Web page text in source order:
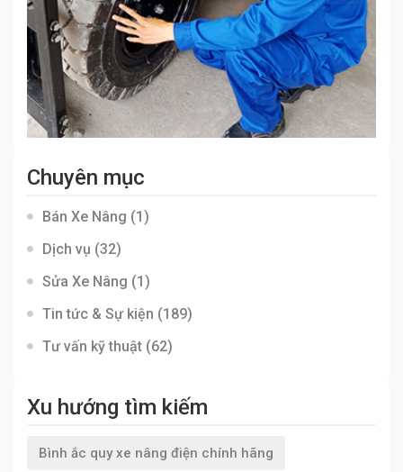
Chuyên mục
Bán Xe Nâng (1)
Dịch vụ (32)
Sửa Xe Nâng (1)
Tin tức & Sự kiện (189)
Tư vấn kỹ thuật (62)
Xu hướng tìm kiếm
Bình ắc quy xe nâng điện chính hãng